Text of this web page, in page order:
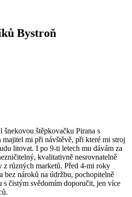
Bystroň
štěpkovačku Pirana s
mi při návštěvě, při které mi stroj
litovat. I po 9-ti letech mu dávám za
kvalitativně nesrovnatelně
z různých marketů. Před 4-mi roky
bez nároků na údržbu, pochopitelně
s čistým svědomím doporučit, jen více